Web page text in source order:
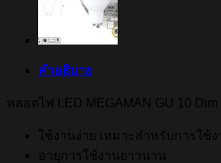
คำอธิบาย
หลอดไฟ LED MEGAMAN GU 10 Dim
ใช้งานง่าย เหมาะสำหรับการใช้ง
อายุการใช้งานยาวนาน